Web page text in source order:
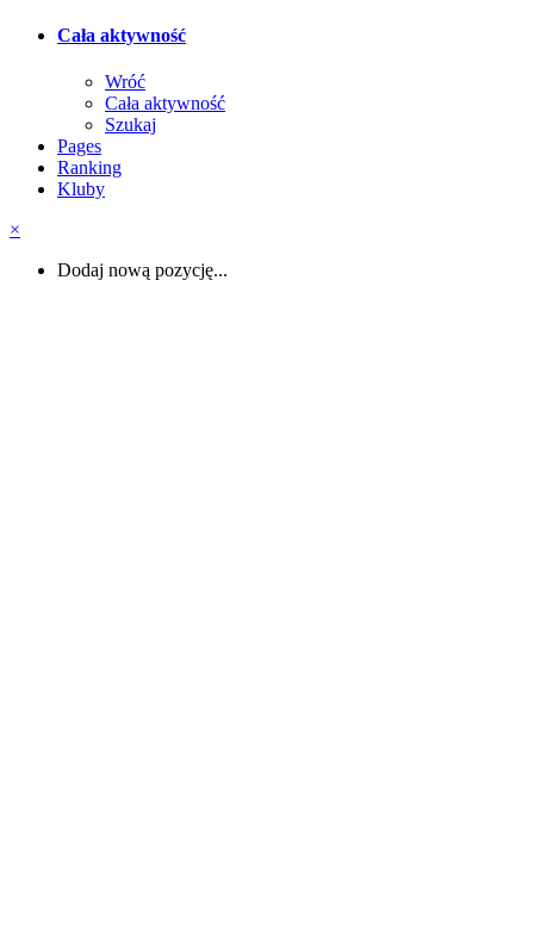
Cała aktywność
Wróć
Cała aktywność
Szukaj
Pages
Ranking
Kluby
×
Dodaj nową pozycję...